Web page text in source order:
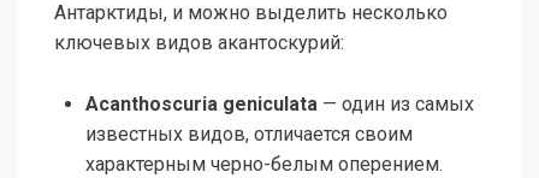
Антарктиды, и можно выделить несколько
ключевых видов акантоскурий:
Acanthoscuria geniculata — один из самых
известных видов, отличается своим
характерным черно-белым оперением.